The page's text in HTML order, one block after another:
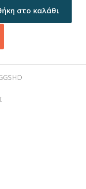
στο καλάθι